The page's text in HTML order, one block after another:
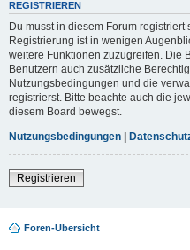
REGISTRIEREN
Du musst in diesem Forum
Registrierung ist in wenigen
weitere Funktionen zuzugreifen. Die
Benutzern auch zusätzliche
Nutzungsbedingungen und die
registrierst. Bitte beachte auch die
diesem Board bewegst.
Nutzungsbedingungen |
Registrieren
Foren-Übersicht